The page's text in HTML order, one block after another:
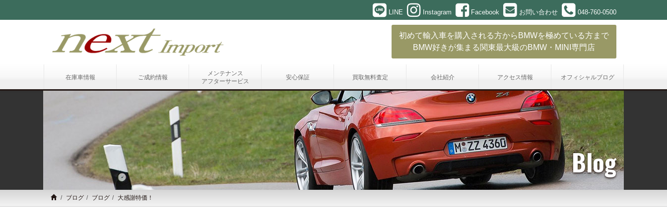
LINE Instagram Facebook お問い合わせ 048-760-0500
初めて輸入車を購入される方からBMWを極めている方まで
BMW好きが集まる関東最大級のBMW・MINI専門店
在庫車情報 ご成約情報
メンテナンス
アフターサービス
安心保証 買取無料査定 会社紹介 アクセス情報 オフィシャルブログ
Blog
ブログ ブログ 大感謝特価！